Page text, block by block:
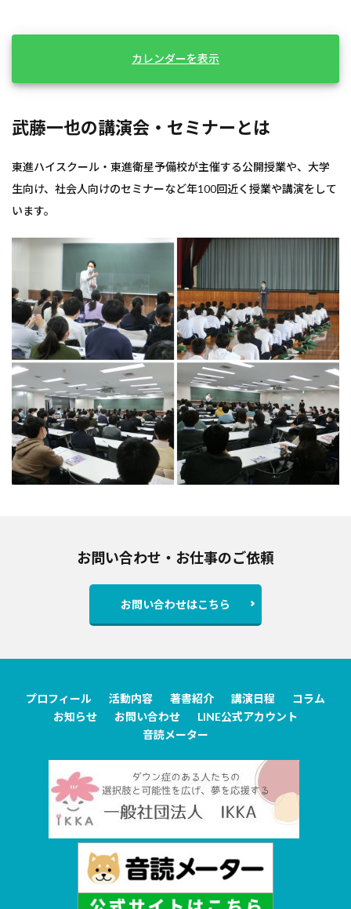
カレンダーを表示
武藤一也の講演会・セミナーとは
東進ハイスクール・東進衛星予備校が主催する公開授業や、大学
生向け、社会人向けのセミナーなど年100回近く授業や講演をして
います。
お問い合わせ・お仕事のご依頼
お問い合わせはこちら
プロフィール 活動内容 著書紹介 講演日程
コラム
お知らせ
お問い合わせ
LINE公式アカウント
音読メーター